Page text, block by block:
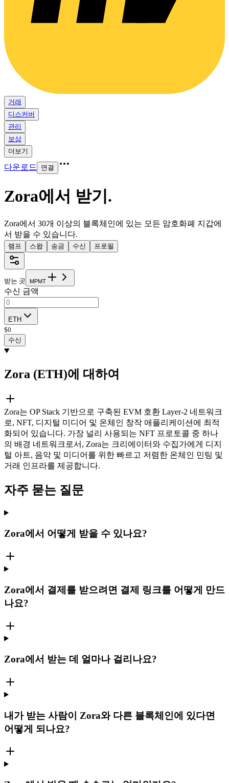
거래
디스커버
관리
보상
더보기
다운로드 연결
Zora에서 받기.
Zora에서 30개 이상의 블록체인에 있는 모든 암호화폐 지갑에
서 받을 수 있습니다.
램프 스왑 송금 수신 프로필
받는 곳 MPMT
수신 금액
ETH
$0
수신
Zora (ETH)에 대하여
Zora는 OP Stack 기반으로 구축된 EVM 호환 Layer-2 네트워크
로, NFT, 디지털 미디어 및 온체인 창작 애플리케이션에 최적
화되어 있습니다. 가장 널리 사용되는 NFT 프로토콜 중 하나
의 배경 네트워크로서, Zora는 크리에이터와 수집가에게 디지
털 아트, 음악 및 미디어를 위한 빠르고 저렴한 온체인 민팅 및
거래 인프라를 제공합니다.
자주 묻는 질문
Zora에서 어떻게 받을 수 있나요?
Zora에서 결제를 받으려면 결제 링크를 어떻게 만드
나요?
Zora에서 받는 데 얼마나 걸리나요?
내가 받는 사람이 Zora와 다른 블록체인에 있다면
어떻게 되나요?